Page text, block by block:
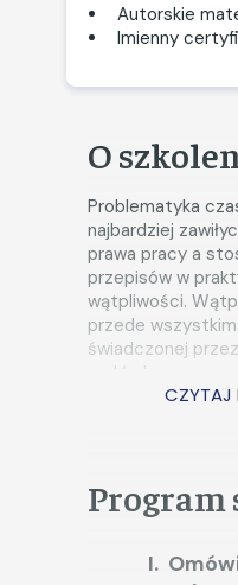
Autorskie
Imienny
O
Problematyka
najbardziej
prawa pracy a
przepisów w
wątpliwości.
przede
świadczonej
rozkładem czasu
wolnym, w
zlecaniem pracy
pracowników
dotyczącej tych
CZYTAJ
Program